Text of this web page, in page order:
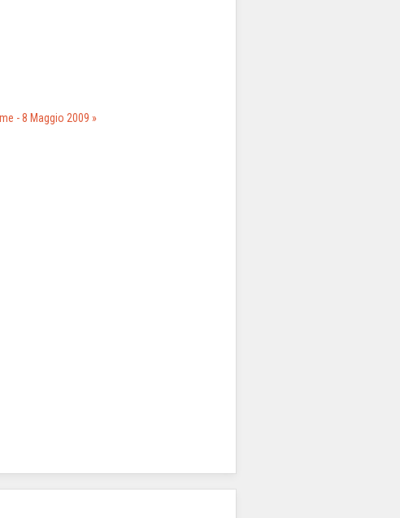
- 8 Maggio 2009 »